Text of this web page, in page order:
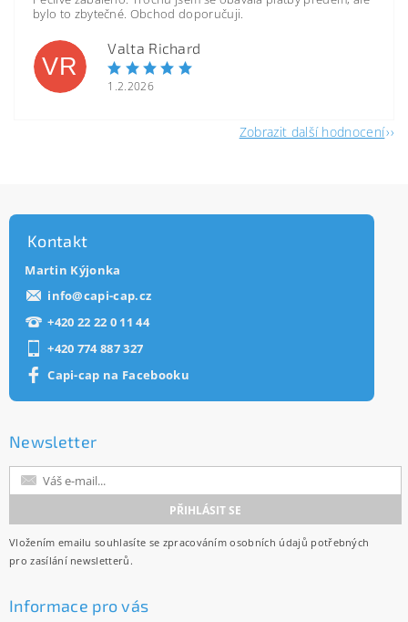
bylo to zbytečné. Obchod doporučuji.
VR
Valta Richard
1.2.2026
Zobrazit další hodnocení
Kontakt
Martin Kýjonka
info@capi-cap.cz
+420 22 22 0 11 44
+420 774 887 327
Capi-cap na Facebooku
Newsletter
Vložením emailu souhlasíte se zpracováním osobních údajů potřebných
pro zasílání newsletterů.
Informace pro vás